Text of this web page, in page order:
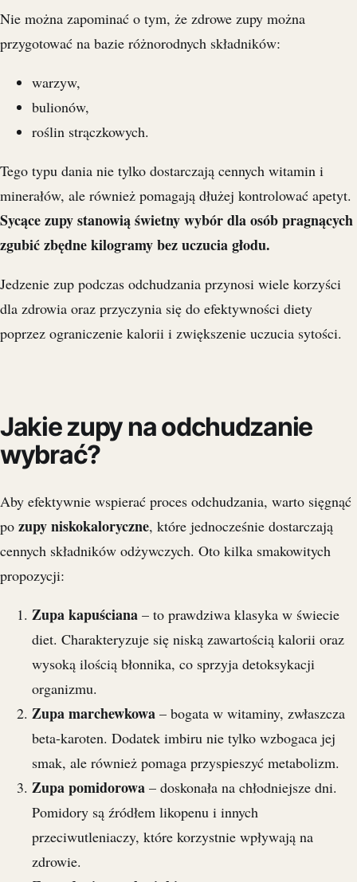
Nie można zapominać o tym, że zdrowe zupy można
przygotować na bazie różnorodnych składników:
warzyw,
bulionów,
roślin strączkowych.
Tego typu dania nie tylko dostarczają cennych witamin i
minerałów, ale również pomagają dłużej kontrolować apetyt.
Sycące zupy stanowią świetny wybór dla osób pragnących
zgubić zbędne kilogramy bez uczucia głodu.
Jedzenie zup podczas odchudzania przynosi wiele korzyści
dla zdrowia oraz przyczynia się do efektywności diety
poprzez ograniczenie kalorii i zwiększenie uczucia sytości.
Jakie zupy na odchudzanie
wybrać?
Aby efektywnie wspierać proces odchudzania, warto sięgnąć
po zupy niskokaloryczne, które jednocześnie dostarczają
cennych składników odżywczych. Oto kilka smakowitych
propozycji:
Zupa kapuściana – to prawdziwa klasyka w świecie
diet. Charakteryzuje się niską zawartością kalorii oraz
wysoką ilością błonnika, co sprzyja detoksykacji
organizmu.
Zupa marchewkowa – bogata w witaminy, zwłaszcza
beta-karoten. Dodatek imbiru nie tylko wzbogaca jej
smak, ale również pomaga przyspieszyć metabolizm.
Zupa pomidorowa – doskonała na chłodniejsze dni.
Pomidory są źródłem likopenu i innych
przeciwutleniaczy, które korzystnie wpływają na
zdrowie.